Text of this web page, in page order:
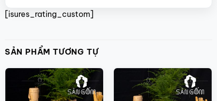
[isures_rating_custom]
SẢN PHẨM TƯƠNG TỰ